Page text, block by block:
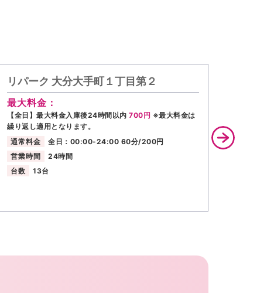
リパーク 大分大手町１丁目第２
最大料金：
【全日】最大料金入庫後24時間以内 700円 ※最大料金は
繰り返し適用となります。
通常料金
全日：00:00-24:00 60分/200円
営業時間
24時間
台数
13台
繰り返し適
通常料金